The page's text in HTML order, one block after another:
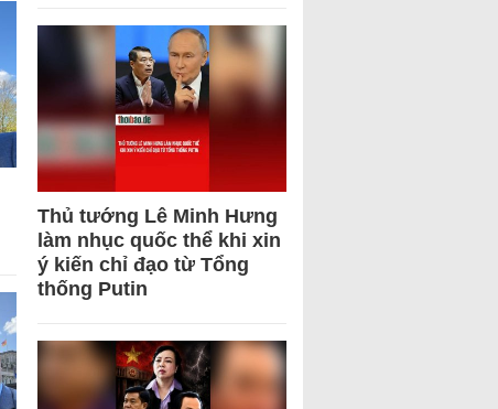
Thủ tướng Lê Minh Hưng
làm nhục quốc thể khi xin
ý kiến chỉ đạo từ Tổng
thống Putin